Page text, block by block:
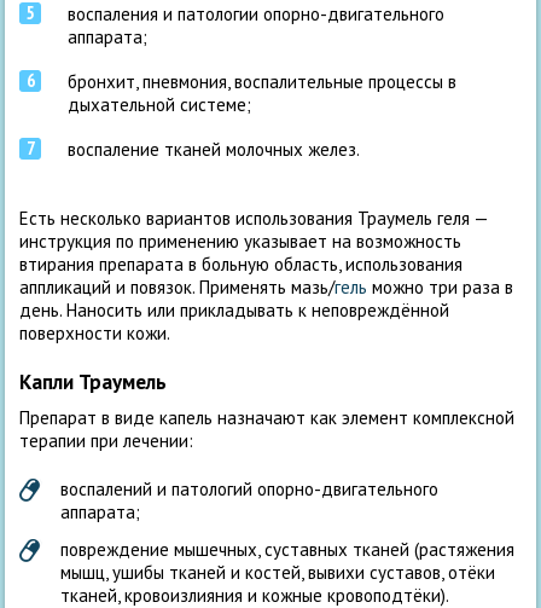
воспаления и патологии опорно-двигательного
аппарата;
бронхит, пневмония, воспалительные процессы в
дыхательной системе;
воспаление тканей молочных желез.
Есть несколько вариантов использования Траумель геля —
инструкция по применению указывает на возможность
втирания препарата в больную область, использования
аппликаций и повязок. Применять мазь/гель можно три раза в
день. Наносить или прикладывать к неповреждённой
поверхности кожи.
Капли Траумель
Препарат в виде капель назначают как элемент комплексной
терапии при лечении:
воспалений и патологий опорно-двигательного
аппарата;
повреждение мышечных, суставных тканей (растяжения
мышц, ушибы тканей и костей, вывихи суставов, отёки
тканей, кровоизлияния и кожные кровоподтёки).